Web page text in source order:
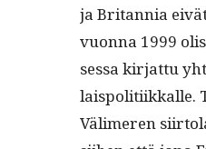
ja Bri­tan­nia
vuon­na 1999
ses­sa kir­jat­tu
lais­poli­ti­ikkalle.
Välimeren